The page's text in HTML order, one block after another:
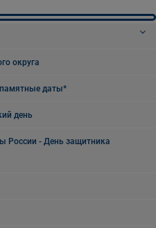
округа
даты*
день
России - День защитника